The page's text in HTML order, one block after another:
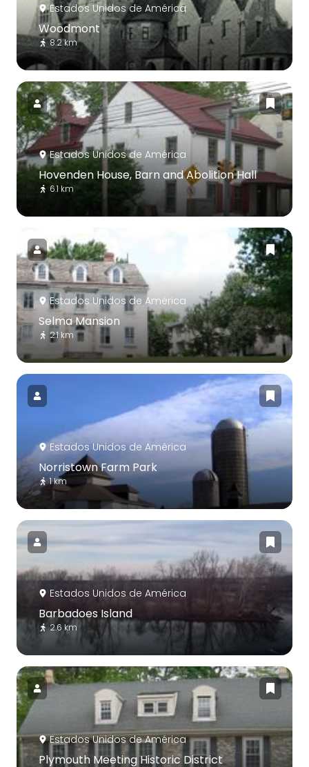
Estados Unidos de América
Woodmont
8.2 km
Estados Unidos de América
Hovenden House, Barn and Abolition Hall
6.1 km
Estados Unidos de América
Selma Mansion
2.1 km
Estados Unidos de América
Norristown Farm Park
1 km
Estados Unidos de América
Barbadoes Island
2.6 km
Estados Unidos de América
Plymouth Meeting Historic District